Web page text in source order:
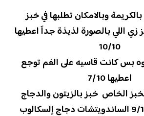
وبالامكان تطلبها في خبز
زي اللي بالصورة لذيذة جدآ اعطيها
10/10
بس كانت قاسيه علی الفم توجع
اعطيها 7/10
الخاص خبز بالزيتون والدجاج
المشوي لذيذ 9/10 الساندويتشات دجاج إلسكالوب